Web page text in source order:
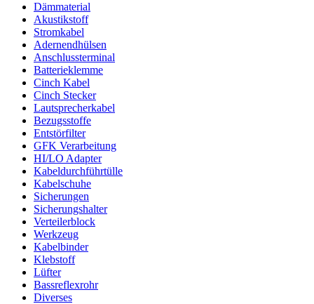
Dämmaterial
Akustikstoff
Stromkabel
Adernendhülsen
Anschlussterminal
Batterieklemme
Cinch Kabel
Cinch Stecker
Lautsprecherkabel
Bezugsstoffe
Entstörfilter
GFK Verarbeitung
HI/LO Adapter
Kabeldurchführtülle
Kabelschuhe
Sicherungen
Sicherungshalter
Verteilerblock
Werkzeug
Kabelbinder
Klebstoff
Lüfter
Bassreflexrohr
Diverses